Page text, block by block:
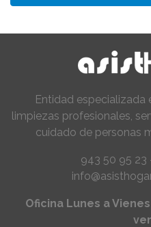
Entidad especializada
limpiezas profesionales,
cuidado de personas
943 50 95
Oficina Lunes a